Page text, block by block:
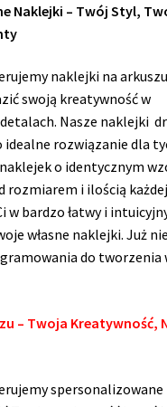
Naklejki – Twój Styl,
naklejki na
swoją kreatywność w
Nasze naklejki
rozwiązanie dla
o identycznym
rozmiarem i ilością
w bardzo łatwy i
własne naklejki. Już
do tworzenia
– Twoja Kreatywność,